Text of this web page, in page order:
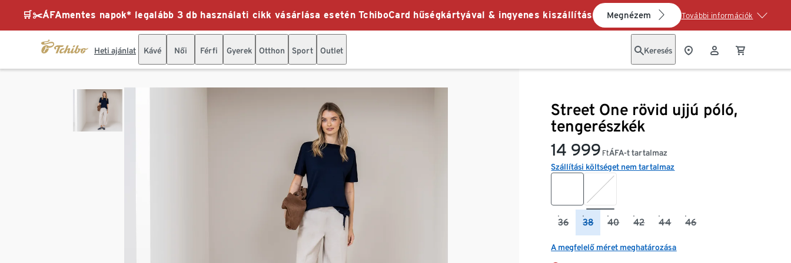
🛒✂️ÁFAmentes napok* legalább 3 db használati cikk vásárlása esetén TchiboCard hűségkártyával & ingyenes kiszállítás Megnézem További információk
Heti ajánlat Kávé Női Férfi Gyerek Otthon Sport Outlet Keresés
Street One rövid ujjú póló,
tengerészkék
14 999 FtÁFA-t tartalmaz
Szállítási költséget nem tartalmaz
36 38 40 42 44 46
A megfelelő méret meghatározása